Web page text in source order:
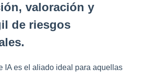
valoración y
de riesgos
IA es el aliado ideal para aquellas